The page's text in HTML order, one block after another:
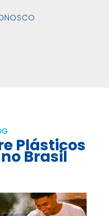
Plásticos
Brasil